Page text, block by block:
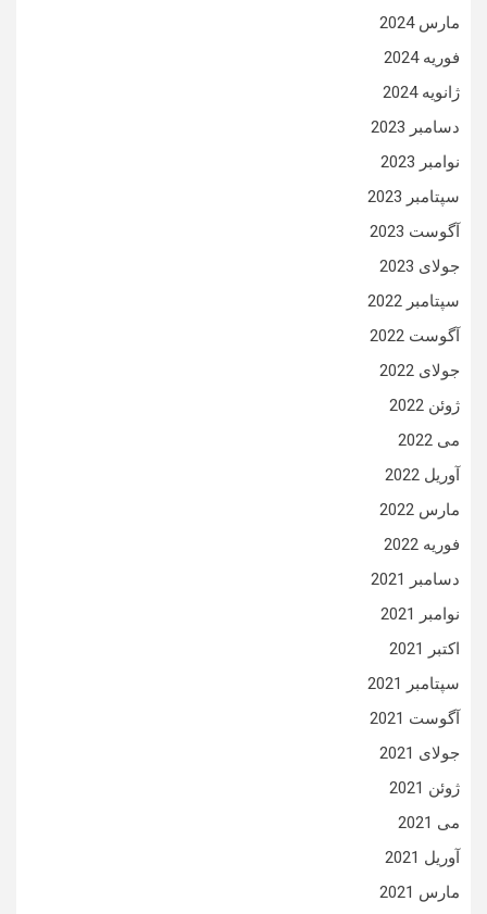
مارس 2024
فوریه 2024
ژانویه 2024
دسامبر 2023
نوامبر 2023
سپتامبر 2023
آگوست 2023
جولای 2023
سپتامبر 2022
آگوست 2022
جولای 2022
ژوئن 2022
می 2022
آوریل 2022
مارس 2022
فوریه 2022
دسامبر 2021
نوامبر 2021
اکتبر 2021
سپتامبر 2021
آگوست 2021
جولای 2021
ژوئن 2021
می 2021
آوریل 2021
مارس 2021